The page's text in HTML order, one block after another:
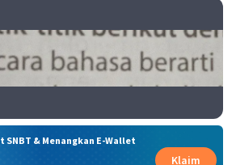
SNBT & Menangkan E-Wallet
Klaim